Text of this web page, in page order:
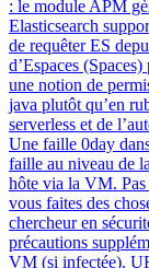
: le module APM
Elasticsearch
de requêter ES
d’Espaces
une notion de
java plutôt qu’en
serverless et de
Une faille 0day
faille au niveau de
hôte via la VM. Pas
vous faites des
chercheur en
précautions
VM (si infectée).